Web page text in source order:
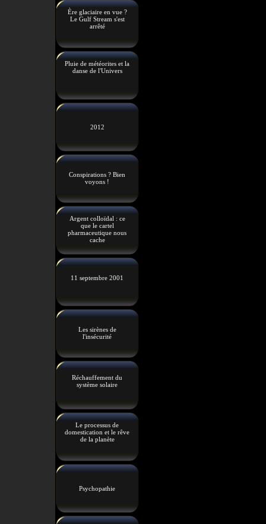
Ère glaciaire en vue ?
Le Gulf Stream s'est
arrêté
Pluie de météorites et la
danse de l'Univers
2012
Conspirations ? Bien
voyons !
Argent colloïdal : ce
que le cartel
pharmaceutique nous
cache
11 septembre 2001
Les sirènes de
l'insécurité
Réchauffement du
système solaire
Le processus de
domestication et le rêve
de la planète
Psychopathie